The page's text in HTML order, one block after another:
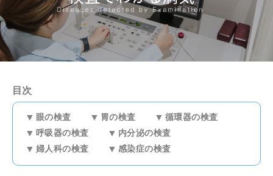
ニック【DYMインターナショナルクリニック】
目次
眼の検査 胃の検査
循環器の検査
呼吸器の検査
内分泌の検査
婦人科の検査
感染症の検査